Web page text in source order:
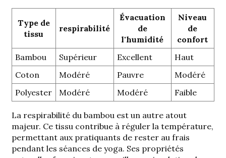
Type de
tissu
respirabilité
Évacuation
de
l'humidité
Niveau
de
confort
Bambou
Supérieur Excellent
Haut
Coton
Modéré Pauvre
Modéré
Polyester
Modéré Modéré Faible
La respirabilité du bambou est un autre atout
majeur. Ce tissu contribue à réguler la température,
permettant aux pratiquants de rester au frais
pendant les séances de yoga. Ses propriétés